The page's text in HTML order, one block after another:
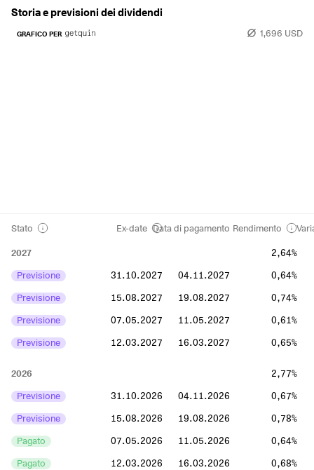
Storia e previsioni dei dividendi
1,696 USD
GRAFICO PER
Stato Ex-date Data di pagamento Rendimento
2027
2,64%
Previsione
31.10.2027 04.11.2027
0,64%
Previsione
15.08.2027 19.08.2027
0,74%
Previsione
07.05.2027 11.05.2027
0,61%
Previsione
12.03.2027 16.03.2027 0,65%
2026
2,77%
Previsione
31.10.2026 04.11.2026
0,67%
Previsione
15.08.2026 19.08.2026
0,78%
Pagato
07.05.2026 11.05.2026
0,64%
Pagato
12.03.2026 16.03.2026 0,68%